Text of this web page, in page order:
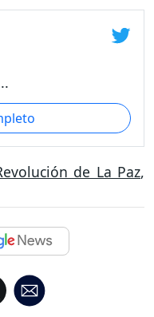
de La Paz,